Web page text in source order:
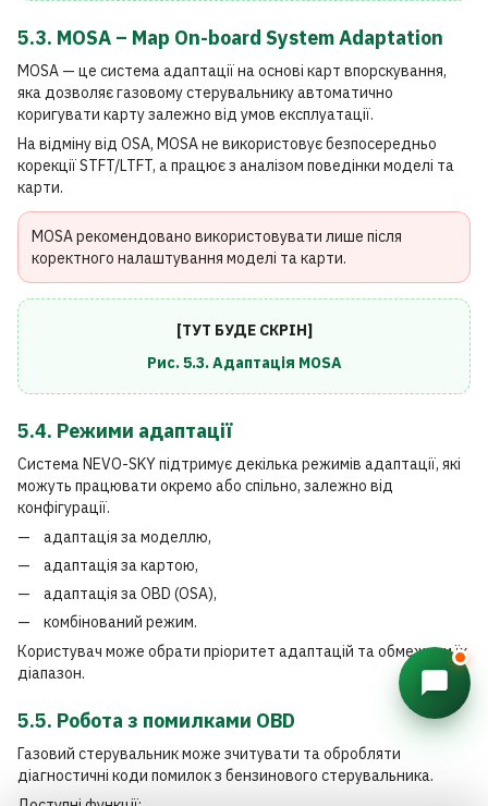
5.3. MOSA – Map On-board System Adaptation
MOSA — це система адаптації на основі карт впорскування,
яка дозволяє газовому стерувальнику автоматично
коригувати карту залежно від умов експлуатації.
На відміну від OSA, MOSA не використовує безпосередньо
корекції STFT/LTFT, а працює з аналізом поведінки моделі та
карти.
MOSA рекомендовано використовувати лише після
коректного налаштування моделі та карти.
[ТУТ БУДЕ СКРІН]
Рис. 5.3. Адаптація MOSA
5.4. Режими адаптації
Система NEVO-SKY підтримує декілька режимів адаптації, які
можуть працювати окремо або спільно, залежно від
конфігурації.
адаптація за моделлю,
адаптація за картою,
адаптація за OBD (OSA),
комбінований режим.
Користувач може обрати пріоритет адаптацій та обмежити їх
діапазон.
5.5. Робота з помилками OBD
Газовий стерувальник може зчитувати та обробляти
діагностичні коди помилок з бензинового стерувальника.